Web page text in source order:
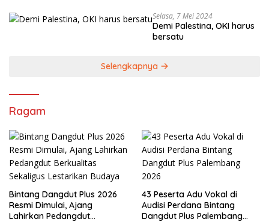
Selasa, 7 Mei 2024
Demi Palestina, OKI harus
bersatu
Selengkapnya
Ragam
Bintang Dangdut Plus 2026
Resmi Dimulai, Ajang
Lahirkan Pedangdut
43 Peserta Adu Vokal di
Audisi Perdana Bintang
Dangdut Plus Palembang